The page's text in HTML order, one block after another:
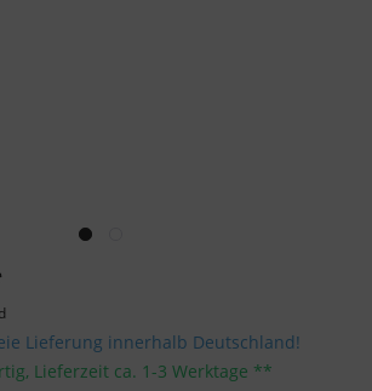
Lieferung innerhalb Deutschland!
Lieferzeit ca. 1-3 Werktage **